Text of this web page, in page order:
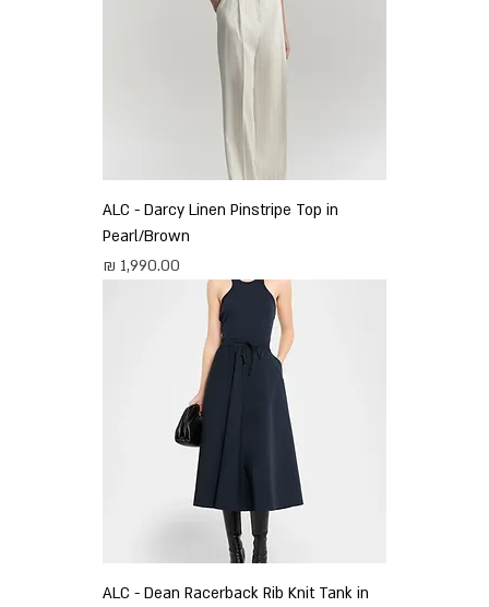
ALC - Darcy Linen Pinstripe Top in
Pearl/Brown
מחיר
ALC - Dean Racerback Rib Knit Tank in